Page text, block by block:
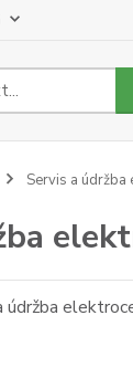
Servis a